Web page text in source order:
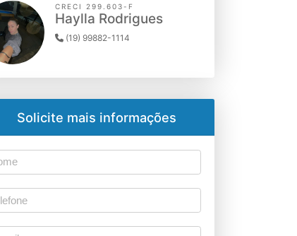
CRECI 299.603-F
Haylla Rodrigues
(19) 99882-1114
Solicite mais informações